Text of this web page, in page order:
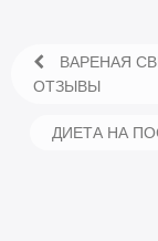
ВАРЕНАЯ
ОТЗЫВЫ
ДИЕТА НА